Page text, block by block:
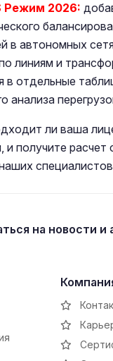
Режим 2026:
в автономных
линиям и
в отдельные
анализа
ли ваша
и получите расчет
на новости и